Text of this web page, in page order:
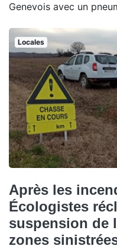
Genevois avec un
Locales
Après les
Écologistes
suspension de
zones